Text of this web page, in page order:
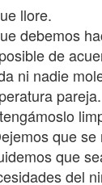
llore.
debemos
de
ni nadie
que
que
del